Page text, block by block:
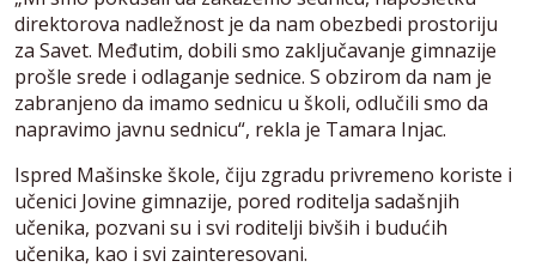
direktorova nadležnost je da nam obezbedi prostoriju
za Savet. Međutim, dobili smo zaključavanje gimnazije
prošle srede i odlaganje sednice. S obzirom da nam je
zabranjeno da imamo sednicu u školi, odlučili smo da
napravimo javnu sednicu“, rekla je Tamara Injac.
Ispred Mašinske škole, čiju zgradu privremeno koriste i
učenici Jovine gimnazije, pored roditelja sadašnjih
učenika, pozvani su i svi roditelji bivših i budućih
učenika, kao i svi zainteresovani.